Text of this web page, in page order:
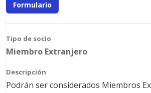
Formulario
Miembro Extranjero
Podrán ser considerados Miembros